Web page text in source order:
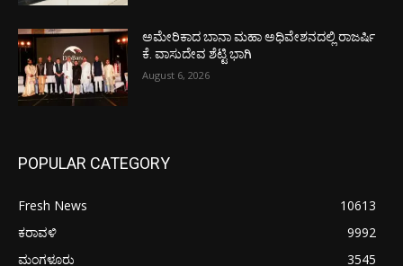
ಅಮೇರಿಕಾದ ಬಾನಾ ಮಹಾ ಅಧಿವೇಶನದಲ್ಲಿ ರಾಜರ್ಷಿ
ಕೆ. ವಾಸುದೇವ ಶೆಟ್ಟಿ ಭಾಗಿ
August 6, 2026
POPULAR CATEGORY
Fresh News
10613
ಕರಾವಳಿ
9992
ಮಂಗಳೂರು
3545